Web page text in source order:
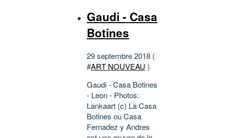
Gaudi - Casa
Botines
29 septembre 2018 (
#ART NOUVEAU )
Gaudi - Casa Botines
- Leon - Photos:
Lankaart (c) La Casa
Botines ou Casa
Fernadez y Andres